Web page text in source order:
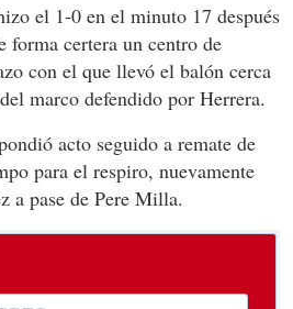
el 1-0 en el minuto 17 después
forma certera un centro de
con el que llevó el balón cerca
marco defendido por Herrera.
acto seguido a remate de
para el respiro, nuevamente
a pase de Pere Milla.